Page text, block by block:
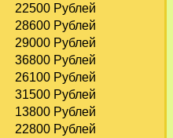
22500 Рублей
28600 Рублей
29000 Рублей
36800 Рублей
26100 Рублей
31500 Рублей
13800 Рублей
22800 Рублей